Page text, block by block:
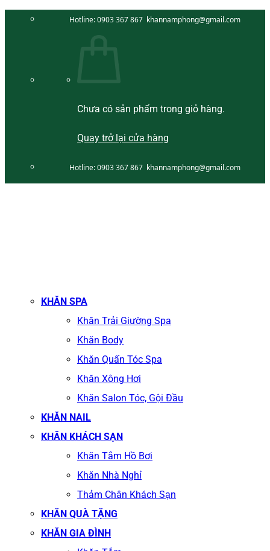
Hotline:0903 367 867 khannamphong@gmail.com
Chưa có sản phẩm trong giỏ hàng.
Quay trở lại cửa hàng
Hotline:0903 367 867 khannamphong@gmail.com
KHĂN SPA
Khăn Trải Giường Spa
Khăn Body
Khăn Quấn Tóc Spa
Khăn Xông Hơi
Khăn Salon Tóc, Gội Đầu
KHĂN NAIL
KHĂN KHÁCH SẠN
Khăn Tắm Hồ Bơi
Khăn Nhà Nghỉ
Thảm Chân Khách Sạn
KHĂN QUÀ TẶNG
KHĂN GIA ĐÌNH